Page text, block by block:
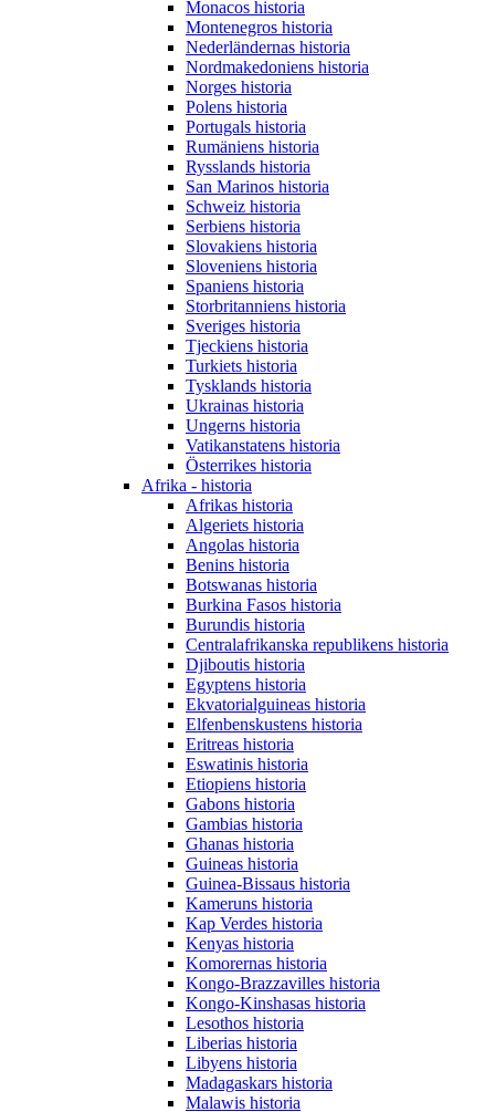
Monacos historia
Montenegros historia
Nederländernas historia
Nordmakedoniens historia
Norges historia
Polens historia
Portugals historia
Rumäniens historia
Rysslands historia
San Marinos historia
Schweiz historia
Serbiens historia
Slovakiens historia
Sloveniens historia
Spaniens historia
Storbritanniens historia
Sveriges historia
Tjeckiens historia
Turkiets historia
Tysklands historia
Ukrainas historia
Ungerns historia
Vatikanstatens historia
Österrikes historia
Afrika - historia
Afrikas historia
Algeriets historia
Angolas historia
Benins historia
Botswanas historia
Burkina Fasos historia
Burundis historia
Centralafrikanska republikens historia
Djiboutis historia
Egyptens historia
Ekvatorialguineas historia
Elfenbenskustens historia
Eritreas historia
Eswatinis historia
Etiopiens historia
Gabons historia
Gambias historia
Ghanas historia
Guineas historia
Guinea-Bissaus historia
Kameruns historia
Kap Verdes historia
Kenyas historia
Komorernas historia
Kongo-Brazzavilles historia
Kongo-Kinshasas historia
Lesothos historia
Liberias historia
Libyens historia
Madagaskars historia
Malawis historia